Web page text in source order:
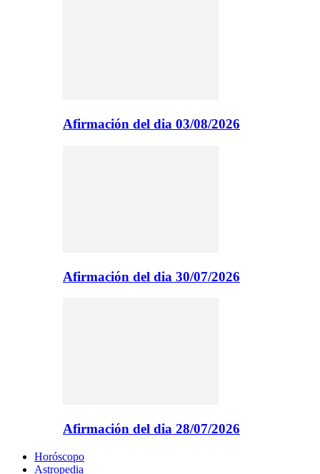
Afirmación del dia 03/08/2026
Afirmación del dia 30/07/2026
Afirmación del dia 28/07/2026
Horóscopo
Astropedia